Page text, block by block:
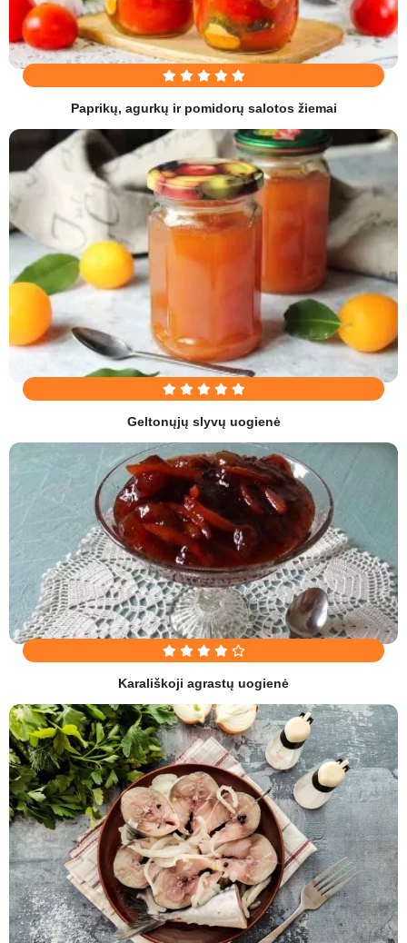
Paprikų, agurkų ir pomidorų salotos žiemai
Geltonųjų slyvų uogienė
Karališkoji agrastų uogienė